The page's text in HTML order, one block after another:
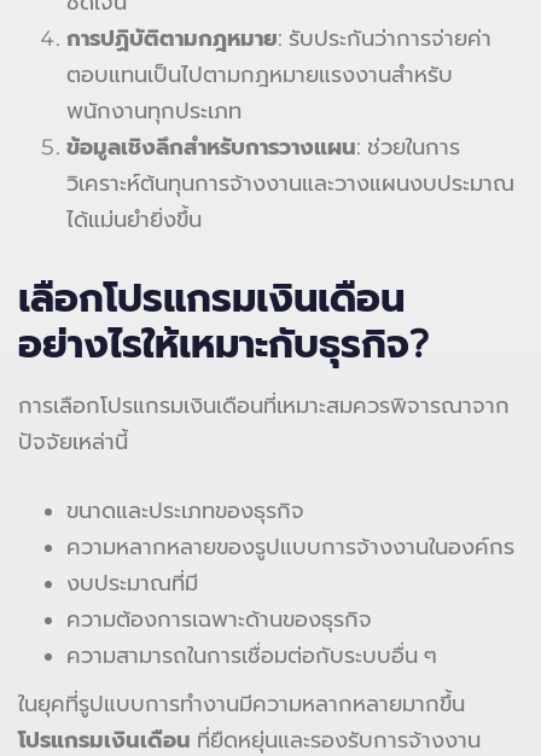
การปฏิบัติตามกฎหมาย: รับประกันว่าการจ่ายค่า
ตอบแทนเป็นไปตามกฎหมายแรงงานสำหรับ
พนักงานทุกประเภท
ข้อมูลเชิงลึกสำหรับการวางแผน: ช่วยในการ
วิเคราะห์ต้นทุนการจ้างงานและวางแผนงบประมาณ
ได้แม่นยำยิ่งขึ้น
เลือกโปรแกรมเงินเดือน
อย่างไรให้เหมาะกับธุรกิจ?
การเลือกโปรแกรมเงินเดือนที่เหมาะสมควรพิจารณาจาก
ปัจจัยเหล่านี้
ขนาดและประเภทของธุรกิจ
ความหลากหลายของรูปแบบการจ้างงานในองค์กร
งบประมาณที่มี
ความต้องการเฉพาะด้านของธุรกิจ
ความสามารถในการเชื่อมต่อกับระบบอื่น ๆ
ในยุคที่รูปแบบการทำงานมีความหลากหลายมากขึ้น
โปรแกรมเงินเดือน ที่ยืดหยุ่นและรองรับการจ้างงาน